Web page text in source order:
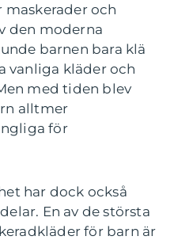
maskerader och
den moderna
barnen bara klä
vanliga kläder och
med tiden blev
alltmer
för
har dock också
En av de största
för barn är